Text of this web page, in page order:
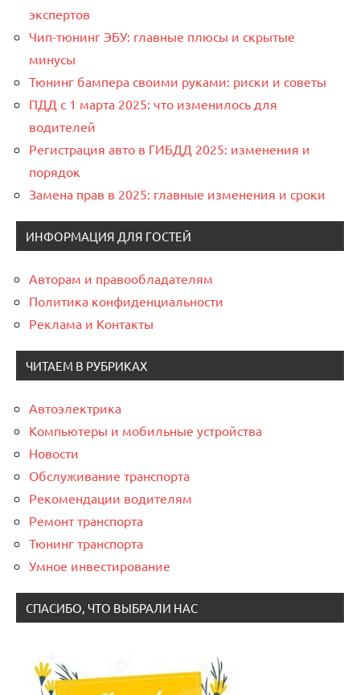
экспертов
Чип-тюнинг ЭБУ: главные плюсы и скрытые
минусы
Тюнинг бампера своими руками: риски и советы
ПДД с 1 марта 2025: что изменилось для
водителей
Регистрация авто в ГИБДД 2025: изменения и
порядок
Замена прав в 2025: главные изменения и сроки
ИНФОРМАЦИЯ ДЛЯ ГОСТЕЙ
Авторам и правообладателям
Политика конфиденциальности
Реклама и Контакты
ЧИТАЕМ В РУБРИКАХ
Автоэлектрика
Компьютеры и мобильные устройства
Новости
Обслуживание транспорта
Рекомендации водителям
Ремонт транспорта
Тюнинг транспорта
Умное инвестирование
СПАСИБО, ЧТО ВЫБРАЛИ НАС